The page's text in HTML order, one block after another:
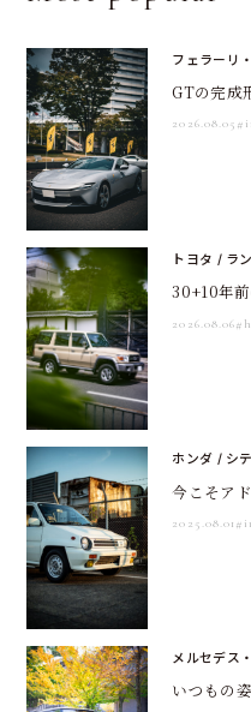
フェラーリ
GTの完成
2026.08.05
トヨタ / ラ
30+10年
2026.08.06
ホンダ / シ
今こそア
2025.08.01
メルセデス
いつもの